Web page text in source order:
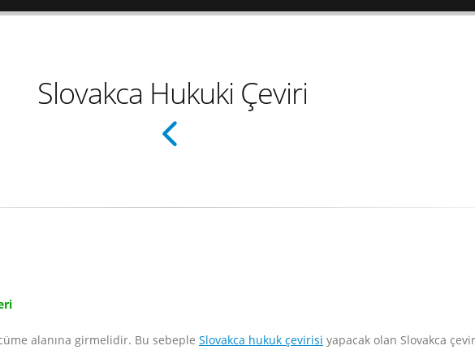
Slovakca Hukuki Çeviri
alanına girmelidir. Bu sebeple Slovakca hukuk çevirisi yapacak olan Slovakca